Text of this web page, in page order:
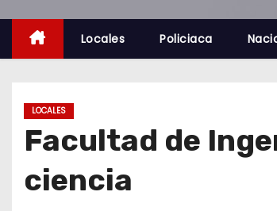
Locales Policiaca
LOCALES
Facultad de
ciencia